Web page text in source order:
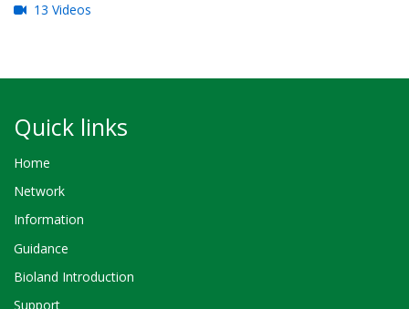
13 Videos
Quick links
Home
Network
Information
Guidance
Bioland Introduction
Support